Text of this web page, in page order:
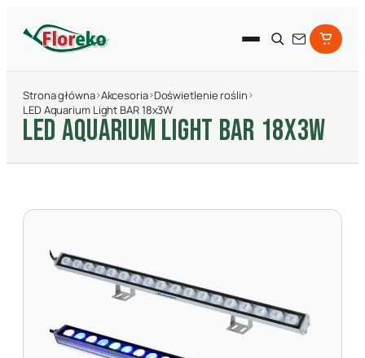
Strona główna›Akcesoria›Doświetlenie roślin›
LED Aquarium Light BAR 18x3W
LED AQUARIUM LIGHT BAR 18X3W